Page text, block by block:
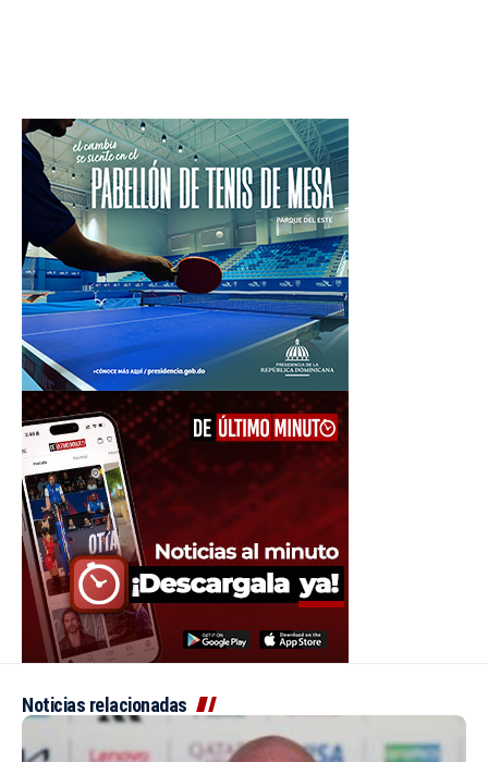
Noticias relacionadas